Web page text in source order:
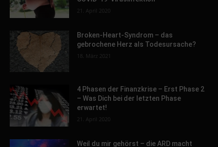
21. April 2020
Broken-Heart-Syndrom – das
gebrochene Herz als Todesursache?
18. März 2021
4 Phasen der Finanzkrise – Erst Phase 2
– Was Dich bei der letzten Phase
erwartet!
21. April 2020
Weil du mir gehörst – die ARD macht